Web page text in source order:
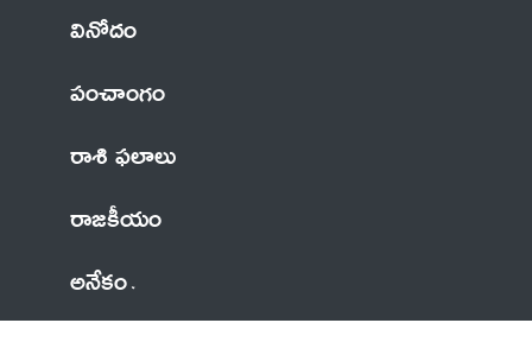
వినోదం
పంచాంగం
రాశి ఫలాలు
రాజకీయం
అనేకం